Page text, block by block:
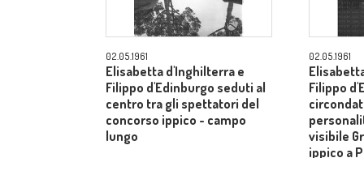
02.05.1961
Elisabetta d'Inghilterra e
Filippo d'Edinburgo seduti al
centro tra gli spettatori del
concorso ippico - campo
lungo
02.05.1961
Filippo
visibile
ippico a